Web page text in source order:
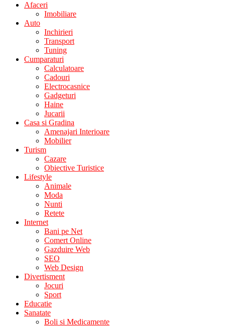
Afaceri
Imobiliare
Auto
Inchirieri
Transport
Tuning
Cumparaturi
Calculatoare
Cadouri
Electrocasnice
Gadgeturi
Haine
Jucarii
Casa si Gradina
Amenajari Interioare
Mobilier
Turism
Cazare
Obiective Turistice
Lifestyle
Animale
Moda
Nunti
Retete
Internet
Bani pe Net
Comert Online
Gazduire Web
SEO
Web Design
Divertisment
Jocuri
Sport
Educatie
Sanatate
Boli si Medicamente